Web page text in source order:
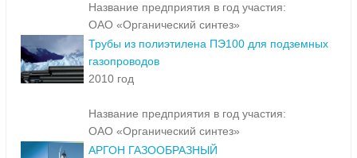
Название предприятия в год участия:
ОАО «Органический синтез»
Трубы из полиэтилена ПЭ100 для подземных
газопроводов
2010 год
Название предприятия в год участия:
ОАО «Органический синтез»
АРГОН ГАЗООБРАЗНЫЙ